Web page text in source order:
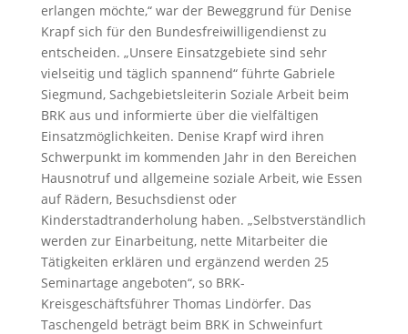
erlangen möchte,“ war der Beweggrund für Denise
Krapf sich für den Bundesfreiwilligendienst zu
entscheiden. „Unsere Einsatzgebiete sind sehr
vielseitig und täglich spannend“ führte Gabriele
Siegmund, Sachgebietsleiterin Soziale Arbeit beim
BRK aus und informierte über die vielfältigen
Einsatzmöglichkeiten. Denise Krapf wird ihren
Schwerpunkt im kommenden Jahr in den Bereichen
Hausnotruf und allgemeine soziale Arbeit, wie Essen
auf Rädern, Besuchsdienst oder
Kinderstadtranderholung haben. „Selbstverständlich
werden zur Einarbeitung, nette Mitarbeiter die
Tätigkeiten erklären und ergänzend werden 25
Seminartage angeboten“, so BRK-
Kreisgeschäftsführer Thomas Lindörfer. Das
Taschengeld beträgt beim BRK in Schweinfurt